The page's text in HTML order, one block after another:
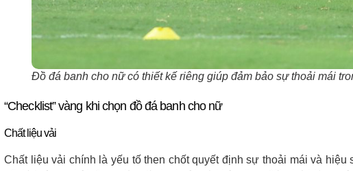
Đồ đá banh cho nữ có thiết kế riêng giúp đảm bảo sự thoải mái
“Checklist” vàng khi chọn đồ đá banh cho nữ
Chất liệu vải
Chất liệu vải chính là yếu tố then chốt quyết định sự thoải mái và hiệu